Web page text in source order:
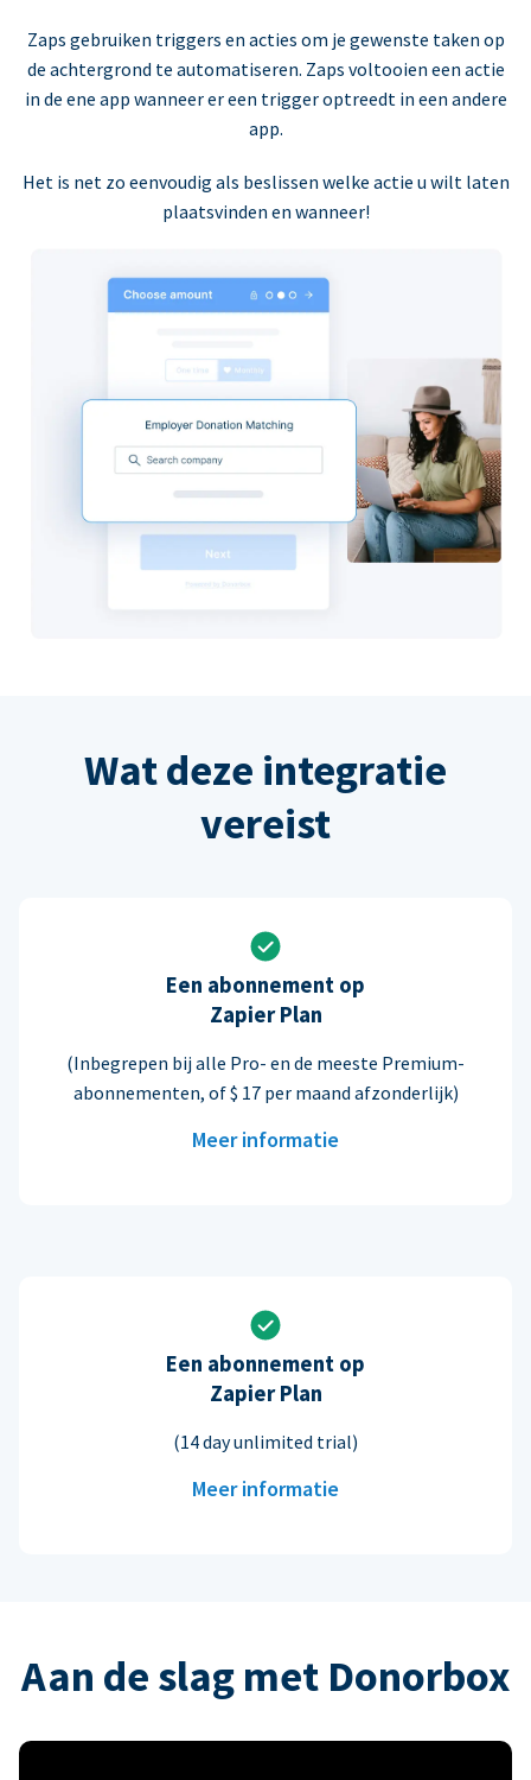
Zaps gebruiken triggers en acties om je gewenste taken op
de achtergrond te automatiseren. Zaps voltooien een actie
in de ene app wanneer er een trigger optreedt in een andere
app.
Het is net zo eenvoudig als beslissen welke actie u wilt laten
plaatsvinden en wanneer!
Wat deze integratie
vereist
Een abonnement op
Zapier Plan
(Inbegrepen bij alle Pro- en de meeste Premium-
abonnementen, of $ 17 per maand afzonderlijk)
Meer informatie
Een abonnement op
Zapier Plan
(14 day unlimited trial)
Meer informatie
Aan de slag met Donorbox